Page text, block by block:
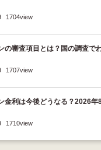
1704view
の審査項目とは？国の調査で
1707view
金利は今後どうなる？2026年
1710view